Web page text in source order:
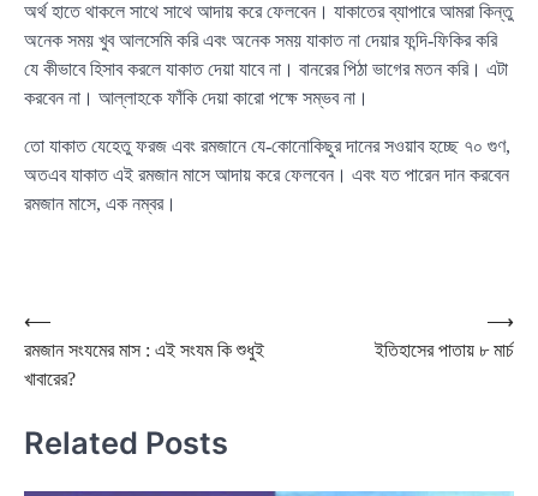
অর্থ হাতে থাকলে সাথে সাথে আদায় করে ফেলবেন। যাকাতের ব্যাপারে আমরা কিন্তু
অনেক সময় খুব আলসেমি করি এবং অনেক সময় যাকাত না দেয়ার ফন্দি-ফিকির করি
যে কীভাবে হিসাব করলে যাকাত দেয়া যাবে না। বানরের পিঠা ভাগের মতন করি। এটা
করবেন না। আল্লাহকে ফাঁকি দেয়া কারো পক্ষে সম্ভব না।
তো যাকাত যেহেতু ফরজ এবং রমজানে যে-কোনোকিছুর দানের সওয়াব হচ্ছে ৭০ গুণ,
অতএব যাকাত এই রমজান মাসে আদায় করে ফেলবেন। এবং যত পারেন দান করবেন
রমজান মাসে, এক নম্বর।
Post
navigation
⟵
রমজান সংযমের মাস : এই সংযম কি শুধুই
খাবারের?
ইতিহাসের পাতায় ৮ মার্চ
⟶
Related Posts